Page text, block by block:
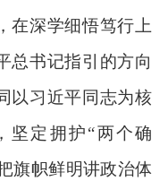
在深学细悟笃行上
总书记指引的方向
以习近平同志为核
坚定拥护“两个确
旗帜鲜明讲政治体